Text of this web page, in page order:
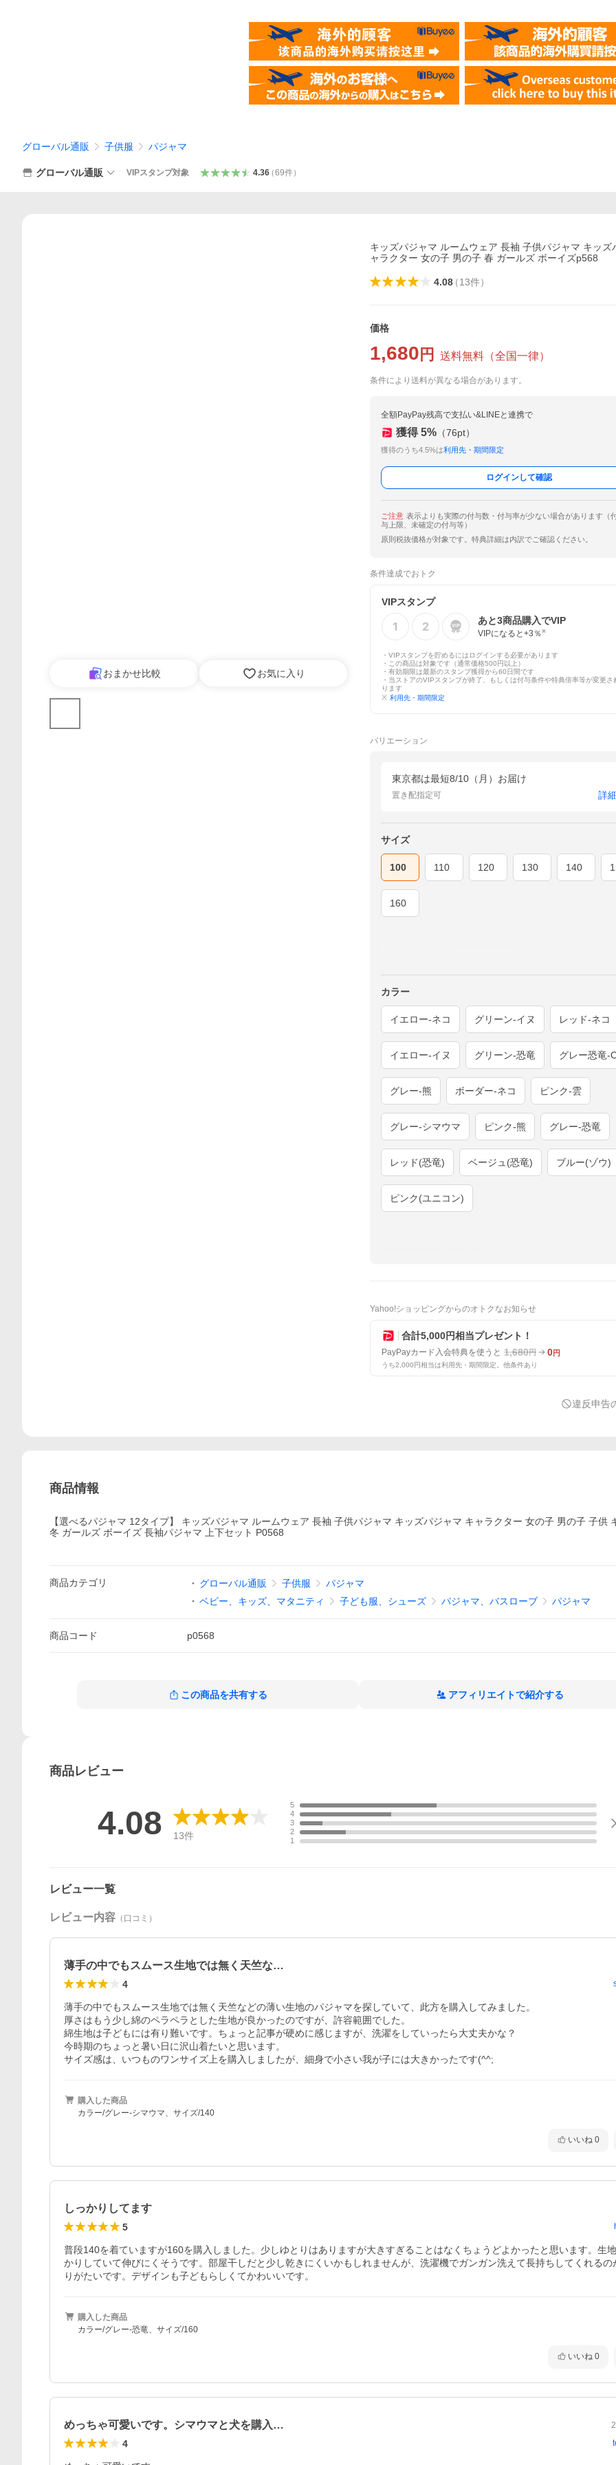
グローバル通販 子供服 パジャマ
グローバル通販 VIPスタンプ対象 4.36（69件）
おまかせ比較 お気に入り
キッズパジャマ ルームウェア 長袖 子供パジャマ キッズ
ャラクター 女の子 男の子 春 ガールズ ボーイズp568
4.08（13件）
価格
1,680 円 送料無料 （全国一律）
条件により送料が異なる場合があります。
全額PayPay残高で支払い&LINEと連携で
獲得 5% （76pt）
獲得のうち4.5%は利用先・期間限定
ログインして確認
ご注意 表示よりも実際の付与数・付与率が少ない場合があります（
与上限、未確定の付与等）
原則税抜価格が対象です。特典詳細は内訳でご確認ください。
条件達成でおトク
VIPスタンプ
あと3商品購入でVIP
VIPになると+3 ％ ※
・VIPスタンプを貯めるにはログインする必要があります
・この商品は対象です（通常価格500円以上）
・有効期限は最新のスタンプ獲得から60日間です
・当ストアのVIPスタンプが終了、もしくは付与条件や特典倍率等が変更さ
ります
※ 利用先・期間限定
バリエーション
東京都は最短8/10（月）お届け
置き配指定可 詳
サイズ
100 110 120 130 140
160
カラー
イエロー-ネコ グリーン-イヌ レッド-ネコ
イエロー-イヌ グリーン-恐竜 グレー恐竜-
グレー-熊 ボーダー-ネコ ピンク-雲
グレー-シマウマ ピンク-熊 グレー-恐竜
レッド(恐竜) ベージュ(恐竜) ブルー(ゾウ)
ピンク(ユニコン)
Yahoo!ショッピングからのオトクなお知らせ
合計5,000円相当プレゼント！
PayPayカード入会特典を使うと 1,680円 0円
うち2,000円相当は利用先・期間限定。他条件あり
違反申告
商品情報
【選べるパジャマ 12タイプ】 キッズパジャマ ルームウェア 長袖 子供パジャマ キッズパジャマ キャラクター 女の子 男の子 子供
冬 ガールズ ボーイズ 長袖パジャマ 上下セット P0568
商品カテゴリ グローバル通販 子供服
パジャマ
ベビー、キッズ、マタニティ
子ども服、シューズ パジャマ、バスローブ パジャマ
商品コード p0568
この商品を共有する アフィリエイトで紹介する
商品レビュー
4.08 13件
5
4
3
2
1
レビュー一覧
レビュー内容 （口コミ）
薄手の中でもスムース生地では無く天竺な…
4
薄手の中でもスムース生地では無く天竺などの薄い生地のパジャマを探していて、此方を購入してみました。
厚さはもう少し綿のペラペラとした生地が良かったのですが、許容範囲でした。
綿生地は子どもには有り難いです。ちょっと記事が硬めに感じますが、洗濯をしていったら大丈夫かな？
今時期のちょっと暑い日に沢山着たいと思います。
サイズ感は、いつものワンサイズ上を購入しましたが、細身で小さい我が子には大きかったです(^^;
購入した商品
カラー/グレー-シマウマ、サイズ/140
いいね 0
しっかりしてます
5
普段140を着ていますが160を購入しました。少しゆとりはありますが大きすぎることはなくちょうどよかったと思います。生
かりしていて伸びにくそうです。部屋干しだと少し乾きにくいかもしれませんが、洗濯機でガンガン洗えて長持ちしてくれるの
りがたいです。デザインも子どもらしくてかわいいです。
購入した商品
カラー/グレー-恐竜、サイズ/160
いいね 0
めっちゃ可愛いです。シマウマと犬を購入…
4